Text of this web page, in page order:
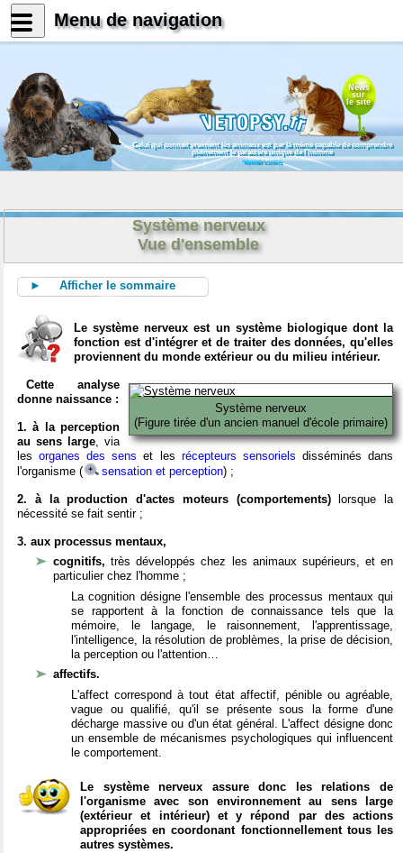
News
sur
le site
Celui qui connait vraiment les animaux est par là même capable de comprendre
pleinement le caractère unique de l'homme
Konrad Lorenz
Système nerveux
Vue d'ensemble
► Afficher le sommaire
Le système nerveux est un système biologique dont la
fonction est d'intégrer et de traiter des données, qu'elles
proviennent du monde extérieur ou du milieu intérieur.
Système nerveux
(Figure tirée d'un ancien manuel d'école primaire)
Cette analyse
donne naissance :
1. à la perception
au sens large, via
lesorganes des sens et les récepteurs sensoriels disséminés dans
l'organisme (
sensation et perception) ;
2. à la production d'actes moteurs (comportements)lorsque la
nécessité se fait sentir ;
3. aux processus mentaux,
cognitifs,très développés chez les animaux supérieurs, et en
particulier chez l'homme ;
La cognition désigne l'ensemble des processus mentaux qui
se rapportent à la fonction de connaissance tels que la
mémoire, le langage, le raisonnement, l'apprentissage,
l'intelligence, la résolution de problèmes, la prise de décision,
la perception ou l'attention…
affectifs.
L'affect correspond à tout état affectif, pénible ou agréable,
vague ou qualifié, qu'il se présente sous la forme d'une
décharge massive ou d'un état général. L'affect désigne donc
un ensemble de mécanismes psychologiques qui influencent
le comportement.
Le système nerveux assure donc les relations de
l'organisme avec son environnement au sens large
(extérieur et intérieur) et y répond par des actions
appropriées en coordonant fonctionnellement tous les
autres systèmes.
Menu de navigation